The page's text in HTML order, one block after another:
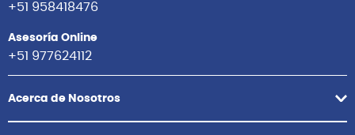
+51 958418476
Asesoría Online
+51 977624112
Acerca de Nosotros